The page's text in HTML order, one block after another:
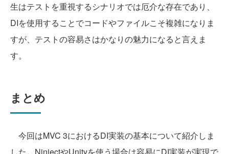
生はテストを重視するシナリオでは厄介な存在であり、
DIを使用することでコードやファイルこそ複雑になりま
すが、テストの容易さはかなりの魅力になると言えま
す。
まとめ
今回はMVC 3におけるDI実装の基本について紹介しま